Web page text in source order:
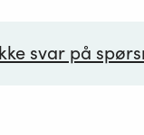
svar på